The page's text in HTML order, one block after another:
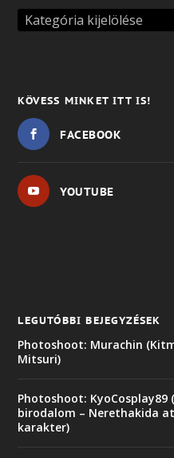
KÖVESS MINKET ITT IS!
FACEBOOK
YOUTUBE
LEGUTÓBBI BEJEGYZÉSEK
Photoshoot: Murachin
Mitsuri)
Photoshoot:
birodalom – Nerethakida
karakter)